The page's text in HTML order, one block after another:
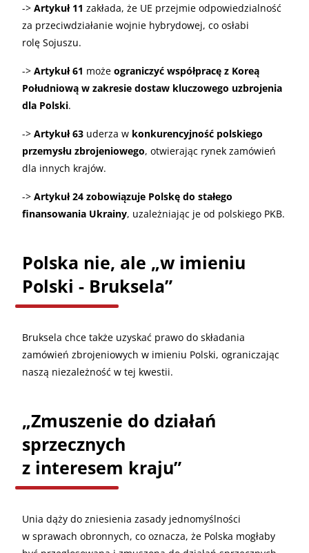
-> Artykuł 11 zakłada, że UE przejmie odpowiedzialność
za przeciwdziałanie wojnie hybrydowej, co osłabi
rolę Sojuszu.
-> Artykuł 61 może ograniczyć współpracę z Koreą
Południową w zakresie dostaw kluczowego uzbrojenia
dla Polski.
-> Artykuł 63 uderza w konkurencyjność polskiego
przemysłu zbrojeniowego, otwierając rynek zamówień
dla innych krajów.
-> Artykuł 24 zobowiązuje Polskę do stałego
finansowania Ukrainy, uzależniając je od polskiego PKB.
Polska nie, ale „w imieniu
Polski - Bruksela”
Bruksela chce także uzyskać prawo do składania
zamówień zbrojeniowych w imieniu Polski, ograniczając
naszą niezależność w tej kwestii.
„Zmuszenie do działań
sprzecznych
z interesem kraju”
Unia dąży do zniesienia zasady jednomyślności
w sprawach obronnych, co oznacza, że Polska mogłaby